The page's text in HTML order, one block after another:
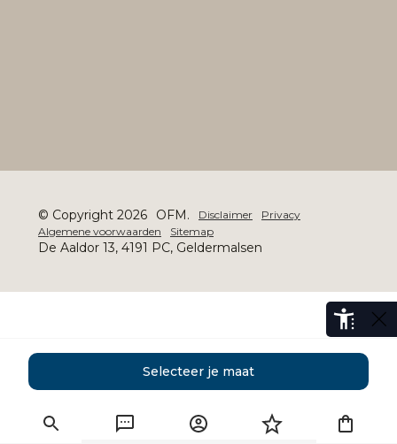
Selecteer je maat
© Copyright 2026 OFM. Disclaimer
Privacy
Algemene voorwaarden
Sitemap
De Aaldor 13, 4191 PC, Geldermalsen